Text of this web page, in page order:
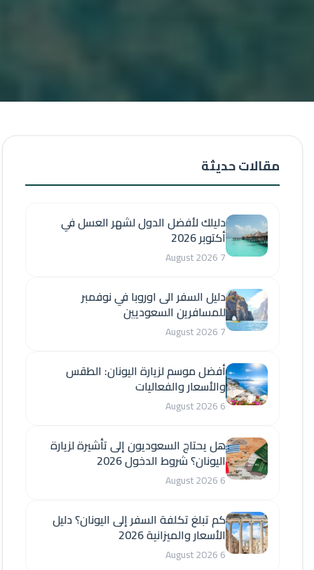
مقالات حديثة
دليلك لأفضل الدول لشهر العسل في
أكتوبر 2026
7 August 2026
دليل السفر الى اوروبا في نوفمبر
للمسافرين السعوديين
7 August 2026
أفضل موسم لزيارة اليونان: الطقس
والأسعار والفعاليات
6 August 2026
هل يحتاج السعوديون إلى تأشيرة لزيارة
اليونان؟ شروط الدخول 2026
6 August 2026
كم تبلغ تكلفة السفر إلى اليونان؟ دليل
الأسعار والميزانية 2026
6 August 2026